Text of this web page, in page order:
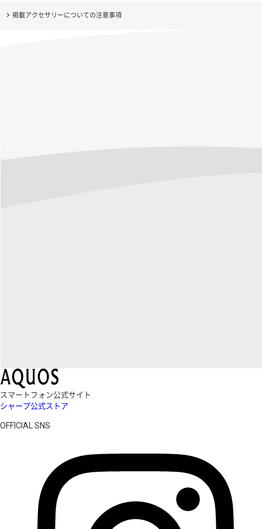
掲載アクセサリーについての注意事項
スマートフォン公式サイト
シャープ公式ストア
OFFICIAL SNS